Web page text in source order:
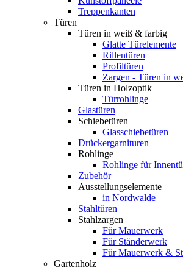
Treppenkanten
Türen
Türen in weiß & farbig
Glatte Türelemente
Rillentüren
Profiltüren
Zargen - Türen in
Türen in Holzoptik
Türrohlinge
Glastüren
Schiebetüren
Glasschiebetüren
Drückergarnituren
Rohlinge
Rohlinge für
Zubehör
Ausstellungselemente
in Nordwalde
Stahltüren
Stahlzargen
Für Mauerwerk
Für Ständerwerk
Für Mauerwerk &
Gartenholz